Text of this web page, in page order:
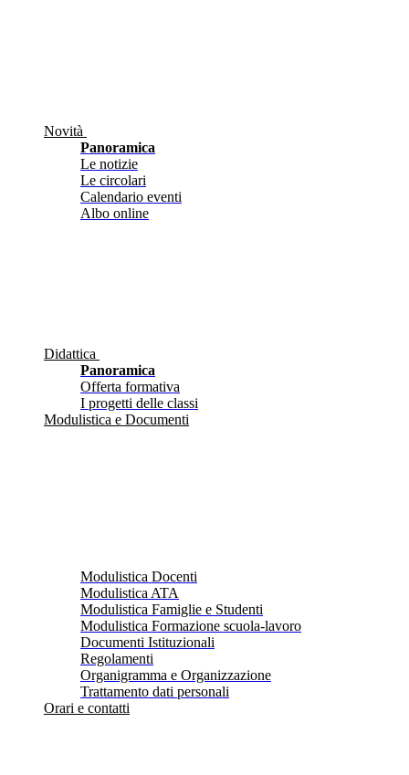
Novità
Panoramica
Le notizie
Le circolari
Calendario eventi
Albo online
Didattica
Panoramica
Offerta formativa
I progetti delle classi
Modulistica e Documenti
Modulistica Docenti
Modulistica ATA
Modulistica Famiglie e Studenti
Modulistica Formazione scuola-lavoro
Documenti Istituzionali
Regolamenti
Organigramma e Organizzazione
Trattamento dati personali
Orari e contatti